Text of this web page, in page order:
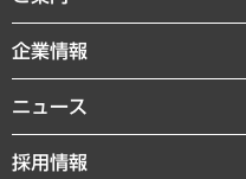
共生・ダイバーシティ
GRC（ガバナンス・リスク・コン
経済・産業・雇用・労働
レポート
コラム
経営用語集
セミナー・イベント情報
MUFGビジネスセミナー
受託案件情報
企業情報
私たちの想い
社長メッセージ
会社概要
ニュース
ニュースリリース
採用情報